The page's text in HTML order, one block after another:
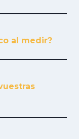
al medir?